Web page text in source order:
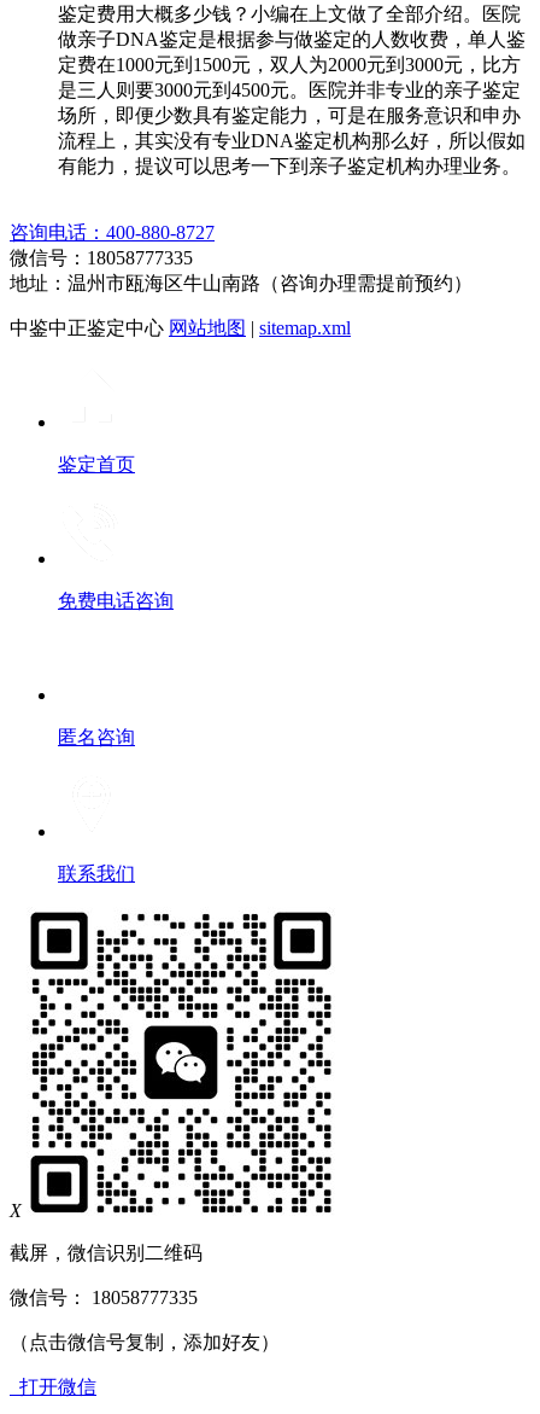
鉴定费用大概多少钱？小编在上文做了全部介绍。医院
做亲子DNA鉴定是根据参与做鉴定的人数收费，单人鉴
定费在1000元到1500元，双人为2000元到3000元，比方
是三人则要3000元到4500元。医院并非专业的亲子鉴定
场所，即便少数具有鉴定能力，可是在服务意识和申办
流程上，其实没有专业DNA鉴定机构那么好，所以假如
有能力，提议可以思考一下到亲子鉴定机构办理业务。
咨询电话：400-880-8727
微信号：18058777335
地址：温州市瓯海区牛山南路（咨询办理需提前预约）
中鉴中正鉴定中心 网站地图 | sitemap.xml
鉴定首页
免费电话咨询
匿名咨询
联系我们
X
截屏，微信识别二维码
微信号： 18058777335
（点击微信号复制，添加好友）
打开微信